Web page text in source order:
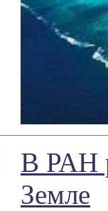
В РАН
Земле